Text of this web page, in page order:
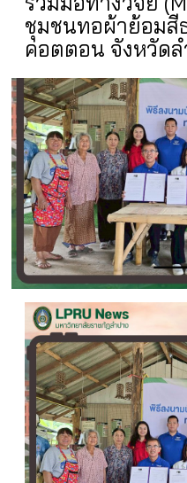
ชุมชนทอผ้าย้อมสี
คอตตอน จังหวัด